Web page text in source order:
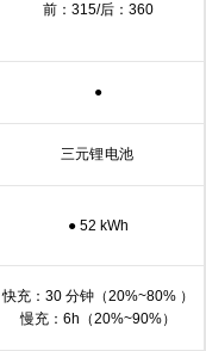
前：315/后：360
●
三元锂电池
● 52 kWh
快充：30 分钟（20%~80% ）
慢充：6h（20%~90%）